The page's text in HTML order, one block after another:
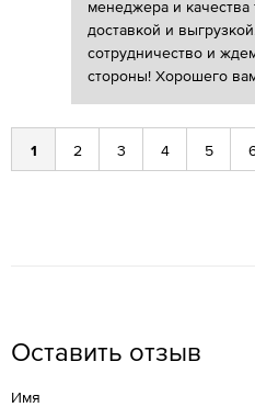
менеджера и качества
доставкой и
сотрудничество и
стороны! Хорошего
1 2 3 4 5
Оставить отзыв
Имя